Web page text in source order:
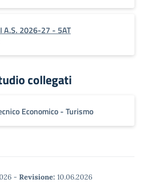
A.S. 2026-27 - 5AT
collegati
Economico - Turismo
- Revisione: 10.06.2026